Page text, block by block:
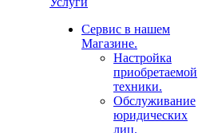
Сервис в нашем
Магазине.
Настройка
приобретаемой
техники.
Обслуживание
юридических
лиц.